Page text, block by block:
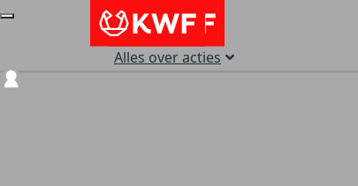
Alles over acties